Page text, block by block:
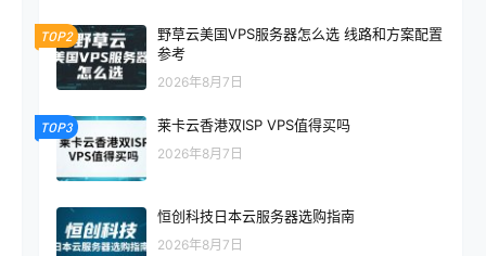
TOP2
野草云美国VPS服务器怎么选 线路和方案配置
参考
2026年8月7日
TOP3 莱卡云香港双ISP VPS值得买吗
2026年8月7日
恒创科技日本云服务器选购指南
2026年8月7日